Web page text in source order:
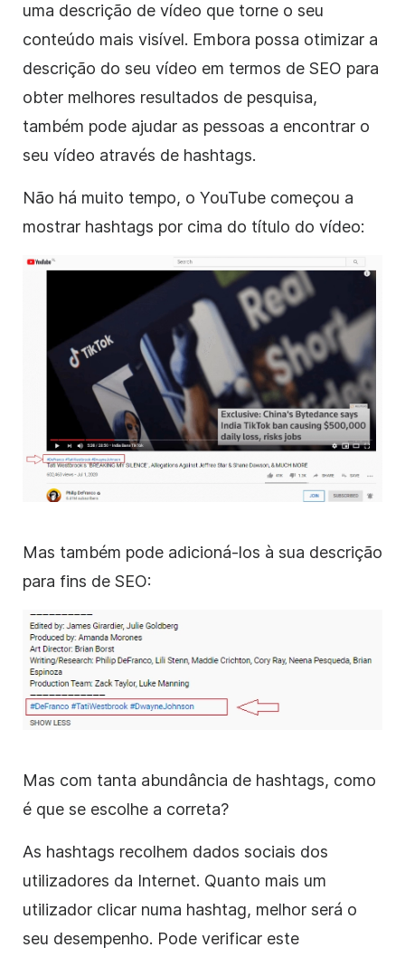
uma descrição de vídeo que torne o seu
conteúdo mais visível. Embora possa otimizar a
descrição do seu vídeo em termos de SEO para
obter melhores resultados de pesquisa,
também pode ajudar as pessoas a encontrar o
seu vídeo através de hashtags.
Não há muito tempo, o YouTube começou a
mostrar hashtags por cima do título do vídeo:
Mas também pode adicioná-los à sua descrição
para fins de SEO:
Mas com tanta abundância de hashtags, como
é que se escolhe a correta?
As hashtags recolhem dados sociais dos
utilizadores da Internet. Quanto mais um
utilizador clicar numa hashtag, melhor será o
seu desempenho. Pode verificar este